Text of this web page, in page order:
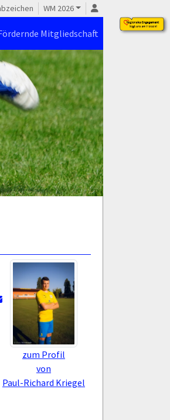
WM 2026
Mitgliedschaft
zum Profil
von
Paul-Richard Kriegel